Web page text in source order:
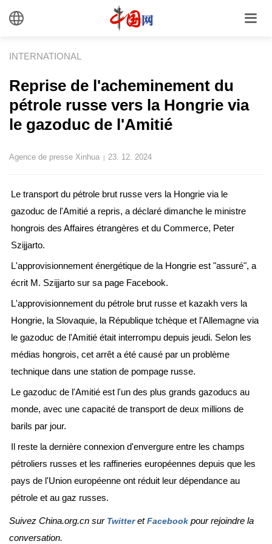
INTERNATIONAL
Reprise de l'acheminement du
pétrole russe vers la Hongrie via
le gazoduc de l'Amitié
Agence de presse Xinhua | 23. 12. 2024
Le transport du pétrole brut russe vers la Hongrie via le
gazoduc de l'Amitié a repris, a déclaré dimanche le ministre
hongrois des Affaires étrangères et du Commerce, Peter
Szijjarto.
L'approvisionnement énergétique de la Hongrie est "assuré", a
écrit M. Szijjarto sur sa page Facebook.
L'approvisionnement du pétrole brut russe et kazakh vers la
Hongrie, la Slovaquie, la République tchèque et l'Allemagne via
le gazoduc de l'Amitié était interrompu depuis jeudi. Selon les
médias hongrois, cet arrêt a été causé par un problème
technique dans une station de pompage russe.
Le gazoduc de l'Amitié est l'un des plus grands gazoducs au
monde, avec une capacité de transport de deux millions de
barils par jour.
Il reste la dernière connexion d'envergure entre les champs
pétroliers russes et les raffineries européennes depuis que les
pays de l'Union européenne ont réduit leur dépendance au
pétrole et au gaz russes.
Suivez China.org.cn sur Twitter etFacebook pour rejoindre la
conversation.